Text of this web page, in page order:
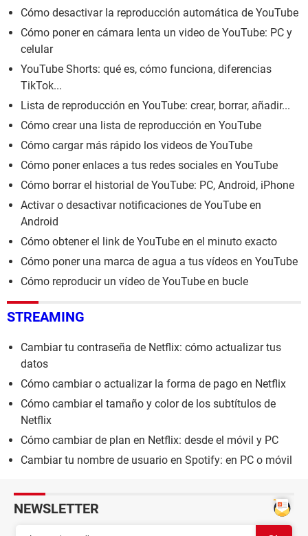
Cómo desactivar la reproducción automática de YouTube
Cómo poner en cámara lenta un video de YouTube: PC y
celular
YouTube Shorts: qué es, cómo funciona, diferencias
TikTok...
Lista de reproducción en YouTube: crear, borrar, añadir...
Cómo crear una lista de reproducción en YouTube
Cómo cargar más rápido los videos de YouTube
Cómo poner enlaces a tus redes sociales en YouTube
Cómo borrar el historial de YouTube: PC, Android, iPhone
Activar o desactivar notificaciones de YouTube en
Android
Cómo obtener el link de YouTube en el minuto exacto
Cómo poner una marca de agua a tus vídeos en YouTube
Cómo reproducir un vídeo de YouTube en bucle
STREAMING
Cambiar tu contraseña de Netflix: cómo actualizar tus
datos
Cómo cambiar o actualizar la forma de pago en Netflix
Cómo cambiar el tamaño y color de los subtítulos de
Netflix
Cómo cambiar de plan en Netflix: desde el móvil y PC
Cambiar tu nombre de usuario en Spotify: en PC o móvil
NEWSLETTER